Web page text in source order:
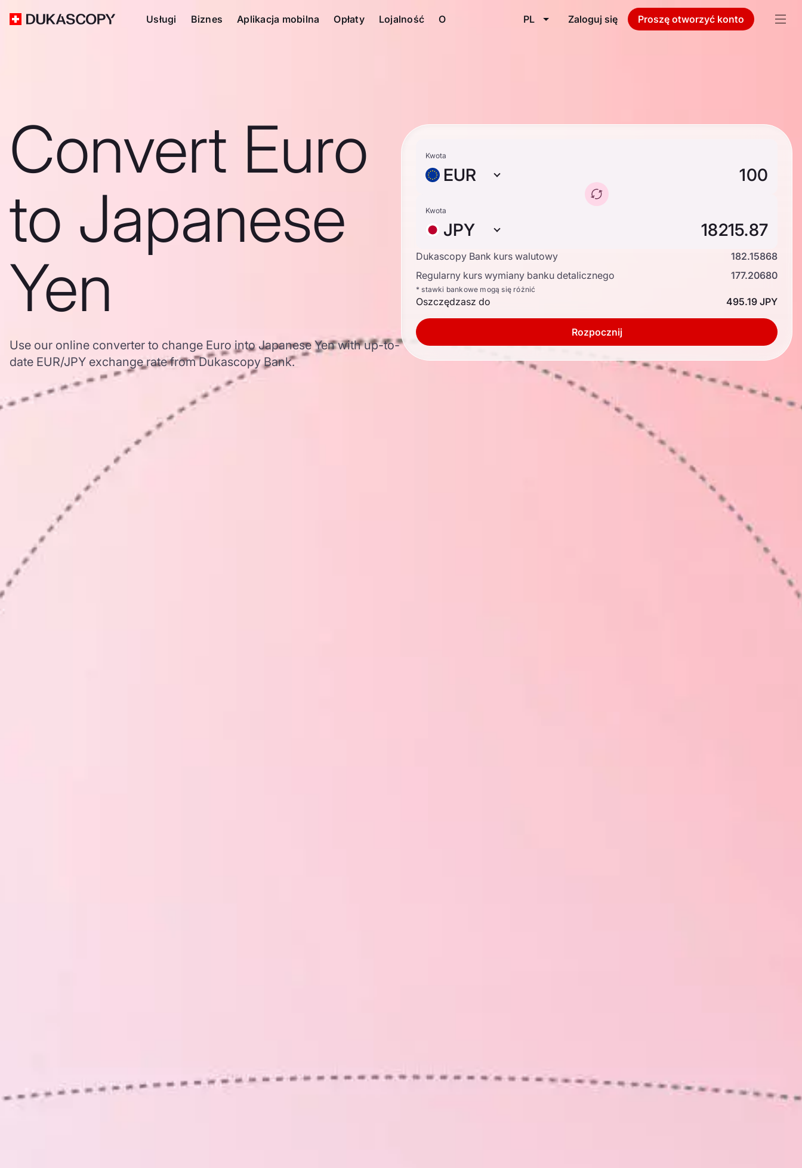
Usługi Biznes Aplikacja mobilna Opłaty Lojalność O PL Zaloguj się Proszę otworzyć konto
Convert Euro
to Japanese
Yen
Use our online converter to change Euro into Japanese Yen with up-to-
date EUR/JPY exchange rate from Dukascopy Bank.
Kwota
EUR
Kwota
JPY
Dukascopy Bank kurs walutowy
182.15868
Regularny kurs wymiany banku detalicznego
177.20680
* stawki bankowe mogą się różnić
Oszczędzasz do 495.19 JPY
Rozpocznij